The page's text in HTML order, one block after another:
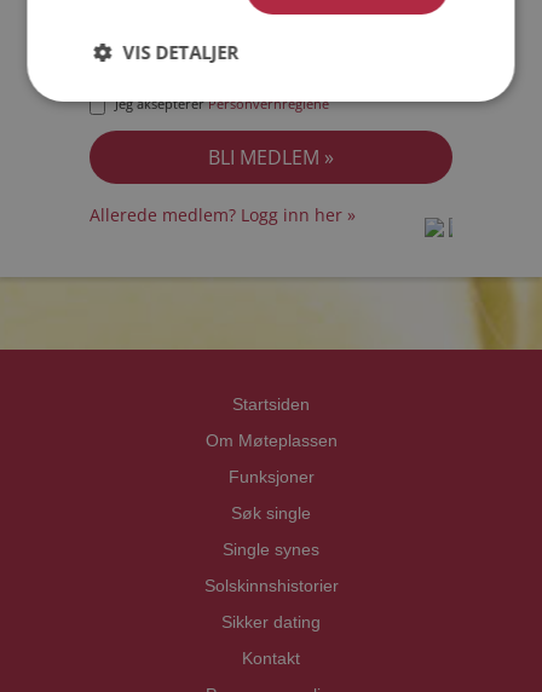
Jeg akseptererPersonvernreglene
Allerede medlem? Logg inn her »
Startsiden
Om Møteplassen
Funksjoner
Søk single
Single synes
Solskinnshistorier
Sikker dating
Kontakt
VIS DETALJER